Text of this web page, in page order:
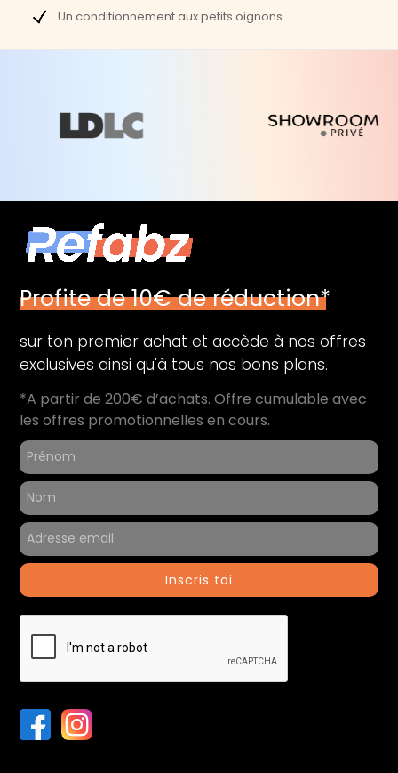
Un conditionnement aux petits oignons
Profite de 10€ de réduction*
sur ton premier achat et accède à nos offres
exclusives ainsi qu'à tous nos bons plans.
*A partir de 200€ d’achats. Offre cumulable avec
les offres promotionnelles en cours.
Inscris toi